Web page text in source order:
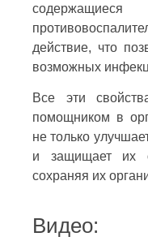
действие, что
возможных
Все эти
помощником в
не только
и защищает их
сохраняя их
Видео: